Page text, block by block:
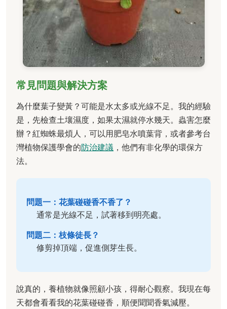
常見問題與解決方案
為什麼葉子變黃？可能是水太多或光線不足。我的經驗
是，先檢查土壤濕度，如果太濕就停水幾天。蟲害怎麼
辦？紅蜘蛛最煩人，可以用肥皂水噴葉背，或者參考台
灣植物保護學會的防治建議 ，他們有非化學的環保方
法。
問題一：花葉碰碰香不香了？
通常是光線不足，試著移到明亮處。
問題二：枝條徒長？
修剪掉頂端，促進側芽生長。
說真的，養植物就像照顧小孩，得耐心觀察。我現在每
天都會看看我的花葉碰碰香，順便聞聞香氣減壓。